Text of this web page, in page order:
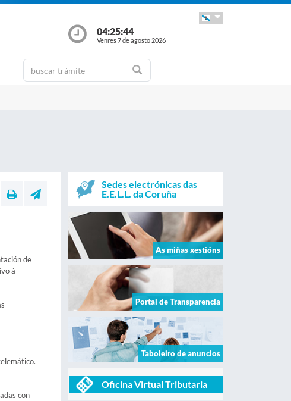
04:25:45
Venres 7 de agosto 2026
de
á
con
Sedes electrónicas das
E.E.L.L. da Coruña
As miñas xestións
Portal de Transparencia
Taboleiro de anuncios
Oficina Virtual Tributaria